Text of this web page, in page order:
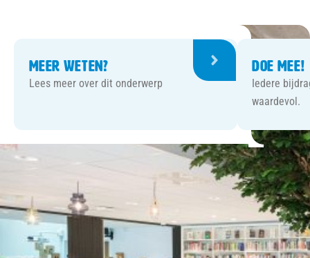
Meer weten?
Lees meer over dit onderwerp
Doe mee!
Iedere
waardevol.